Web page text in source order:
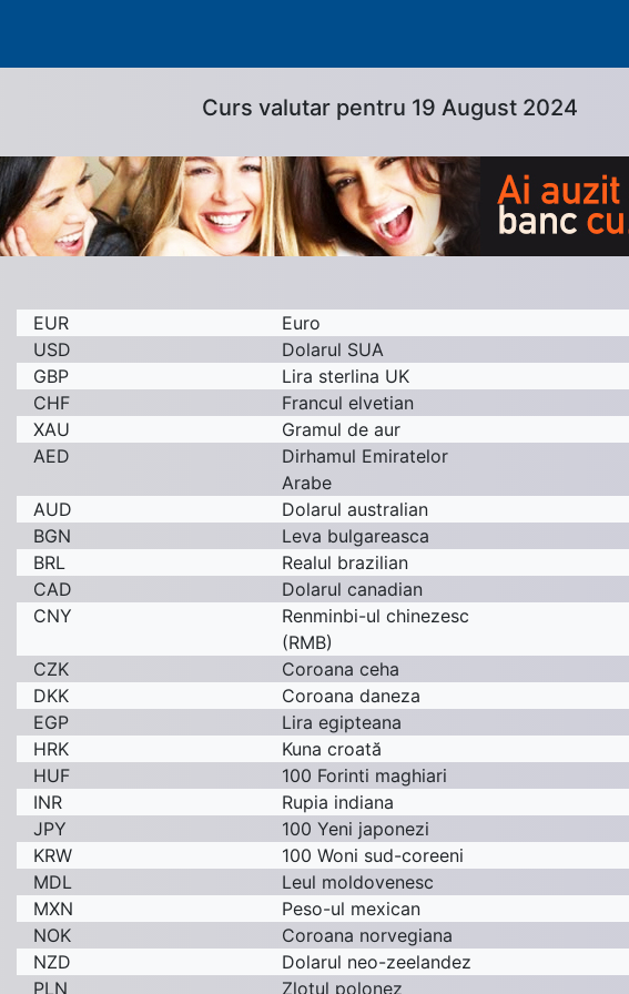
Curs valutar pentru 19 August 2024
EUR Euro
USD
Dolarul SUA
GBP
Lira sterlina UK
CHF
Francul elvetian
XAU
Gramul de aur
AED
Dirhamul Emiratelor
Arabe
AUD Dolarul australian
BGN
Leva bulgareasca
BRL
Realul brazilian
CAD
Dolarul canadian
CNY
Renminbi-ul chinezesc
(RMB)
CZK Coroana ceha
DKK
Coroana daneza
EGP
Lira egipteana
HRK
Kuna croată
HUF
100 Forinti maghiari
INR
Rupia indiana
JPY
100 Yeni japonezi
KRW
100 Woni sud-coreeni
MDL
Leul moldovenesc
MXN
Peso-ul mexican
NOK
Coroana norvegiana
NZD
Dolarul neo-zeelandez
PLN
Zlotul polonez